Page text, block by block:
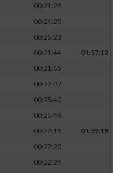
00:21:29
00:24:20
00:25:23
00:21:44
01:57:12
00:21:55
00:22:07
00:25:40
00:25:46
00:22:15
01:59:19
00:22:20
00:22:24